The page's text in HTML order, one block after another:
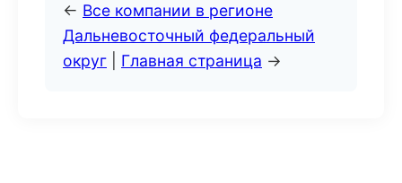
← Все компании в регионе
Дальневосточный федеральный
округ
Главная страница →